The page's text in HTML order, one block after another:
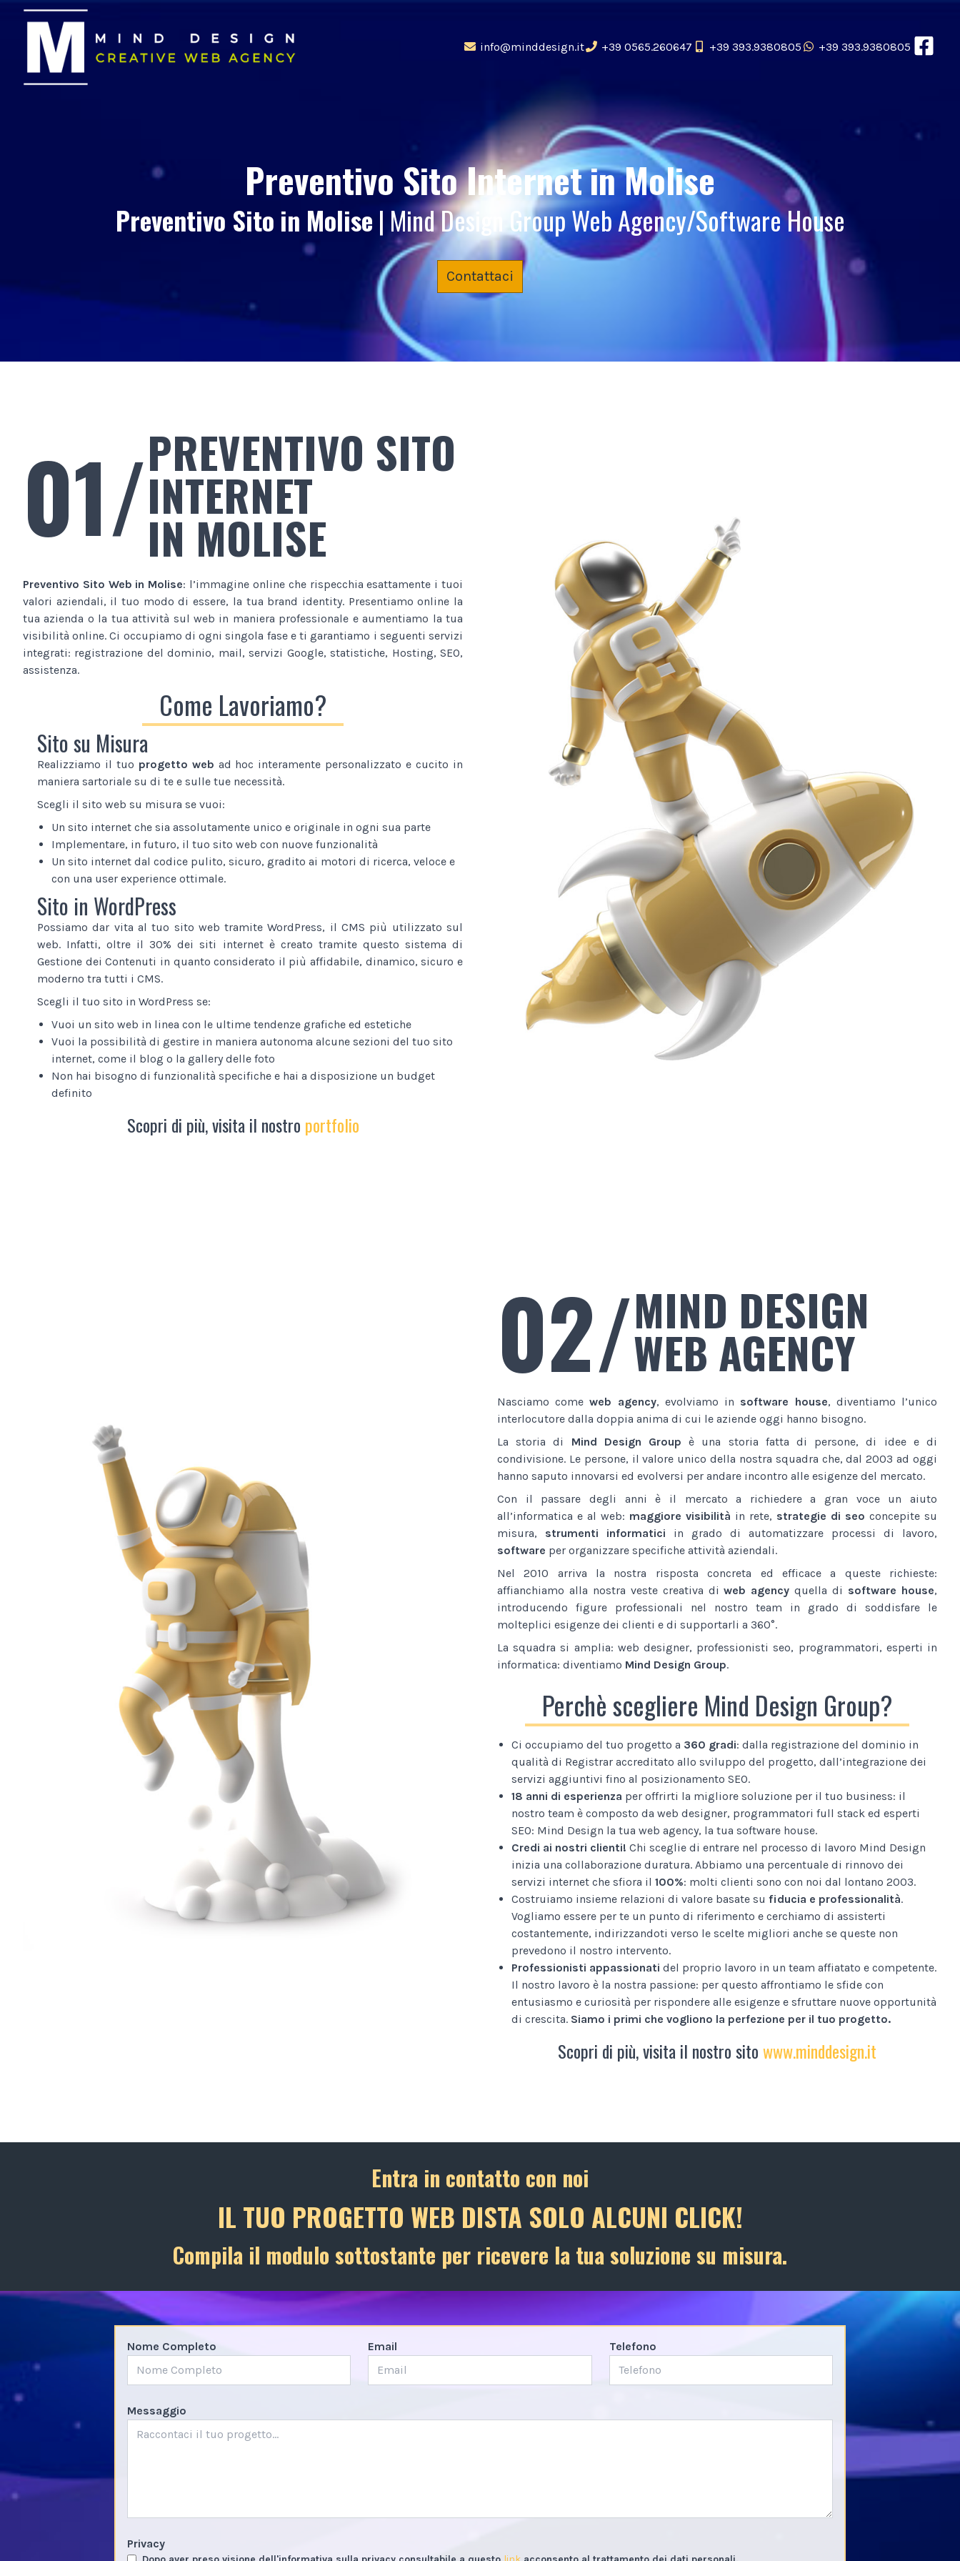
info@minddesign.it +39 0565.260647 +39 393.9380805 +39 393.9380805
Preventivo Sito Internetin Molise
Preventivo Sito in Molise | Mind Design Group Web Agency/Software House
Contattaci
01/PREVENTIVO SITO
INTERNET
IN MOLISE
Preventivo Sito Web in Molise: l’immagine online che rispecchia esattamente i tuoi
valori aziendali, il tuo modo di essere, la tua brand identity. Presentiamo online la
tua azienda o la tua attività sul web in maniera professionale e aumentiamo la tua
visibilità online. Ci occupiamo di ogni singola fase e ti garantiamo i seguenti servizi
integrati: registrazione del dominio, mail, servizi Google, statistiche, Hosting, SEO,
assistenza.
Come Lavoriamo?
Sito su Misura
Realizziamo il tuo progetto web ad hoc interamente personalizzato e cucito in
maniera sartoriale su di te e sulle tue necessità.
Scegli il sito web su misura se vuoi:
Un sito internet che sia assolutamente unico e originale in ogni sua parte
Implementare, in futuro, il tuo sito web con nuove funzionalità
Un sito internet dal codice pulito, sicuro, gradito ai motori di ricerca, veloce e
con una user experience ottimale.
Sito in WordPress
Possiamo dar vita al tuo sito web tramite WordPress, il CMS più utilizzato sul
web. Infatti, oltre il 30% dei siti internet è creato tramite questo sistema di
Gestione dei Contenuti in quanto considerato il più affidabile, dinamico, sicuro e
moderno tra tutti i CMS.
Scegli il tuo sito in WordPress se:
Vuoi un sito web in linea con le ultime tendenze grafiche ed estetiche
Vuoi la possibilità di gestire in maniera autonoma alcune sezioni del tuo sito
internet, come il blog o la gallery delle foto
Non hai bisogno di funzionalità specifiche e hai a disposizione un budget
definito
Scopri di più, visita il nostro portfolio
02/MIND DESIGN
WEB AGENCY
Nasciamo comeweb agency, evolviamo in software house, diventiamo l’unico
interlocutore dalla doppia anima di cui le aziende oggi hanno bisogno.
La storia di Mind Design Group è una storia fatta di persone, di idee e di
condivisione. Le persone, il valore unico della nostra squadra che, dal 2003 ad oggi
hanno saputo innovarsi ed evolversi per andare incontro alle esigenze del mercato.
Con il passare degli anni è il mercato a richiedere a gran voce un aiuto
all’informatica e al web: maggiore visibilità in rete, strategie di seo concepite su
misura, strumenti informatici in grado di automatizzare processi di lavoro,
software per organizzare specifiche attività aziendali.
Nel 2010 arriva la nostra risposta concreta ed efficace a queste richieste:
affianchiamo alla nostra veste creativa diweb agency quella di software house,
introducendo figure professionali nel nostro team in grado di soddisfare le
molteplici esigenze dei clienti e di supportarli a 360°.
La squadra si amplia: web designer, professionisti seo, programmatori, esperti in
informatica: diventiamo Mind Design Group.
Perchè scegliere Mind Design Group?
Ci occupiamo del tuo progetto a 360 gradi: dalla registrazione del dominio in
qualità di Registrar accreditato allo sviluppo del progetto, dall’integrazione dei
servizi aggiuntivi fino al posizionamento SEO.
18 anni di esperienza per offrirti la migliore soluzione per il tuo business: il
nostro team è composto da web designer, programmatori full stack ed esperti
SEO: Mind Design la tua web agency, la tua software house.
Credi ai nostri clienti! Chi sceglie di entrare nel processo di lavoro Mind Design
inizia una collaborazione duratura. Abbiamo una percentuale di rinnovo dei
servizi internet che sfiora il 100%: molti clienti sono con noi dal lontano 2003.
Costruiamo insieme relazioni di valore basate su fiducia e professionalità.
Vogliamo essere per te un punto di riferimento e cerchiamo di assisterti
costantemente, indirizzandoti verso le scelte migliori anche se queste non
prevedono il nostro intervento.
Professionisti appassionati del proprio lavoro in un team affiatato e competente.
Il nostro lavoro è la nostra passione: per questo affrontiamo le sfide con
entusiasmo e curiosità per rispondere alle esigenze e sfruttare nuove opportunità
di crescita. Siamo i primi che vogliono la perfezione per il tuo progetto.
Scopri di più, visita il nostro sitowww.minddesign.it
Entra in contatto con noi
IL TUO PROGETTO WEB DISTA SOLO ALCUNI CLICK!
Compila il modulo sottostante per ricevere la tua soluzione su misura.
Nome Completo Email Telefono
Messaggio
Privacy